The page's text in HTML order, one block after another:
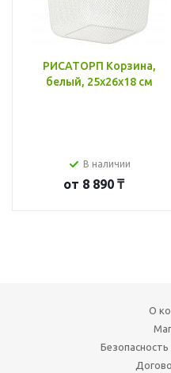
РИСАТОРП Корзина,
белый, 25x26x18 см
В наличии
от 8 890 ₸
О